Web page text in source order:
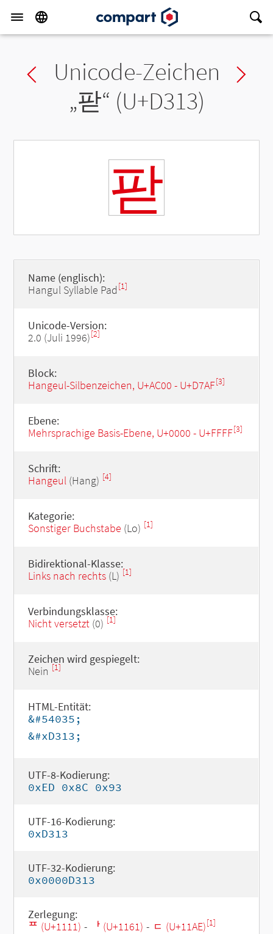
Previous char
Unicode-Zeichen
„팓“ (U+D313)
팓
Name (englisch):
Hangul Syllable Pad[1]
Unicode-Version:
2.0 (Juli 1996)[2]
Block:
Hangeul-Silbenzeichen, U+AC00 - U+D7AF[3]
Ebene:
Mehrsprachige Basis-Ebene, U+0000 - U+FFFF[3]
Schrift:
Hangeul(Hang) [4]
Kategorie:
Sonstiger Buchstabe (Lo) [1]
Bidirektional-Klasse:
Links nach rechts(L) [1]
Verbindungsklasse:
Nicht versetzt(0) [1]
Zeichen wird gespiegelt:
Nein [1]
HTML-Entität:
&#54035;
&#xD313;
UTF-8-Kodierung:
0xED 0x8C 0x93
UTF-16-Kodierung:
0xD313
UTF-32-Kodierung:
0x0000D313
Zerlegung:
ᄑ (U+1111) - ᅡ (U+1161) - ᆮ (U+11AE)[1]